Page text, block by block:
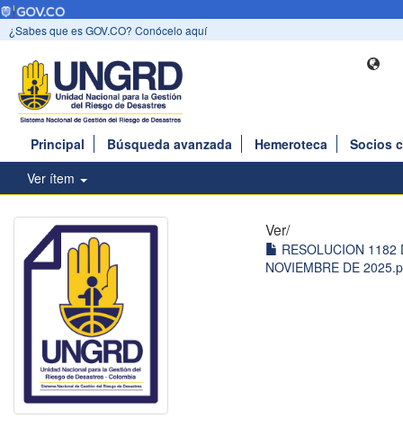
¿Sabes que es GOV.CO? Conócelo aquí
Principal Búsqueda avanzada Hemeroteca
Socios
Ver ítem
Ver/
RESOLUCION 1182
NOVIEMBRE DE